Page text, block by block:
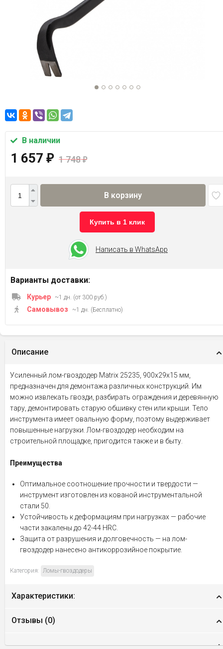
В наличии
1 657 ₽ 1 748₽
В корзину
Купить в 1 клик
Написать в WhatsApp
Варианты доставки:
Курьер ~1 дн. (от 300 руб.)
Самовывоз ~1 дн. (Бесплатно)
Описание
Усиленный лом-гвоздодер Matrix 25235, 900х29х15 мм,
предназначен для демонтажа различных конструкций. Им
можно извлекать гвозди, разбирать ограждения и деревянную
тару, демонтировать старую обшивку стен или крыши. Тело
инструмента имеет овальную форму, поэтому выдерживает
повышенные нагрузки. Лом-гвоздодер необходим на
строительной площадке, пригодится также и в быту.
Преимущества
Оптимальное соотношение прочности и твердости —
инструмент изготовлен из кованой инструментальной
стали 50.
Устойчивость к деформациям при нагрузках — рабочие
части закалены до 42-44 HRC.
Защита от разрушения и долговечность — на лом-
гвоздодер нанесено антикоррозийное покрытие.
Категория: Ломы-гвоздодеры
Характеристики:
Отзывы (0)